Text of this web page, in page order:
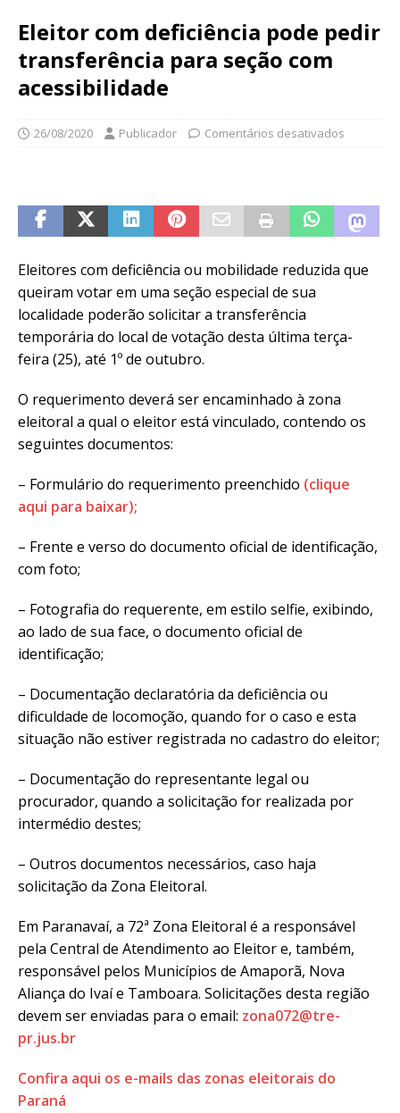
Eleitor com deficiência pode pedir
transferência para seção com
acessibilidade
26/08/2020 Publicador Comentários desativados
Eleitores com deficiência ou mobilidade reduzida que
queiram votar em uma seção especial de sua
localidade poderão solicitar a transferência
temporária do local de votação desta última terça-
feira (25), até 1º de outubro.
O requerimento deverá ser encaminhado à zona
eleitoral a qual o eleitor está vinculado, contendo os
seguintes documentos:
– Formulário do requerimento preenchido (clique
aqui para baixar);
– Frente e verso do documento oficial de identificação,
com foto;
– Fotografia do requerente, em estilo selfie, exibindo,
ao lado de sua face, o documento oficial de
identificação;
– Documentação declaratória da deficiência ou
dificuldade de locomoção, quando for o caso e esta
situação não estiver registrada no cadastro do eleitor;
– Documentação do representante legal ou
procurador, quando a solicitação for realizada por
intermédio destes;
– Outros documentos necessários, caso haja
solicitação da Zona Eleitoral.
Em Paranavaí, a 72ª Zona Eleitoral é a responsável
pela Central de Atendimento ao Eleitor e, também,
responsável pelos Municípios de Amaporã, Nova
Aliança do Ivaí e Tamboara. Solicitações desta região
devem ser enviadas para o email: zona072@tre-
pr.jus.br
Confira aqui os e-mails das zonas eleitorais do
Paraná